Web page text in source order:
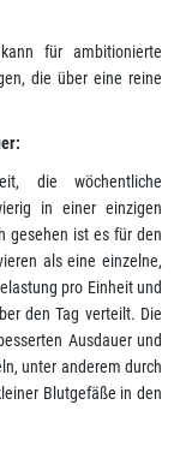
für ambitionierte
die über eine reine
die wöchentliche
in einer einzigen
gesehen ist es für den
als eine einzelne,
pro Einheit und
den Tag verteilt. Die
Ausdauer und
unter anderem durch
Blutgefäße in den